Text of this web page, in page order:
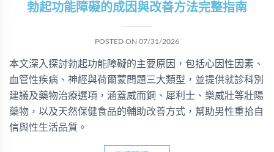
勃起功能障礙的成因與改善方法完整指南
POSTED ON 07/31/2026
本文深入探討勃起功能障礙的主要原因，包括心因性因素、
血管性疾病、神經與荷爾蒙問題三大類型，並提供就診科別
建議及藥物治療選項，涵蓋威而鋼、犀利士、樂威壯等壯陽
藥物，以及天然保健食品的輔助改善方式，幫助男性重拾自
信與性生活品質。